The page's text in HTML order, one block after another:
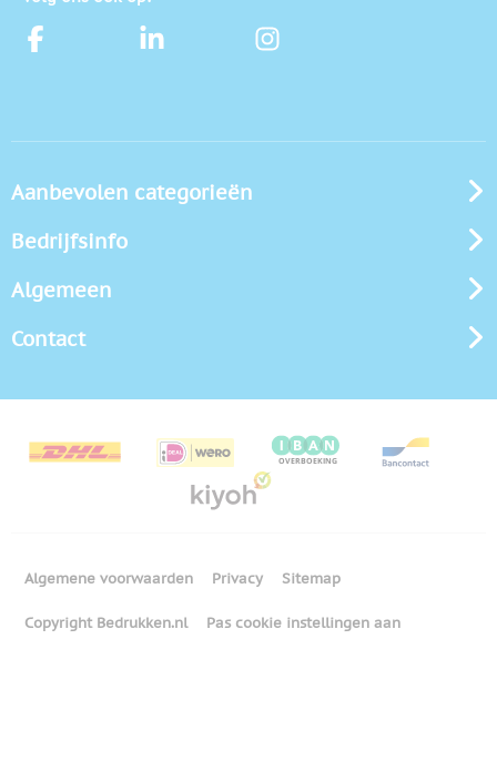
Aanbevolen categorieën
Bedrijfsinfo
Algemeen
Contact
Algemene voorwaarden Privacy Sitemap
Copyright Bedrukken.nl Pas cookie instellingen aan